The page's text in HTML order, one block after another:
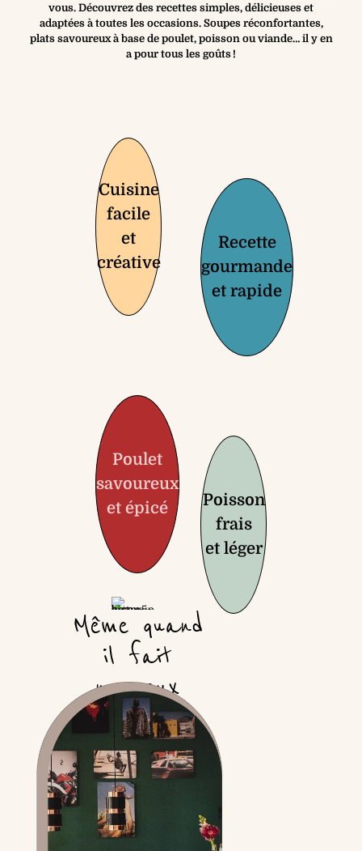
vous. Découvrez des recettes simples, délicieuses et
adaptées à toutes les occasions. Soupes réconfortantes,
plats savoureux à base de poulet, poisson ou viande… il y en
a pour tous les goûts !
Cuisine
facile
et
créative
Recette
gourmande
et rapide
Poulet
savoureux
et épicé
Même quand
il fait
nuageux
Poisson
frais
et léger